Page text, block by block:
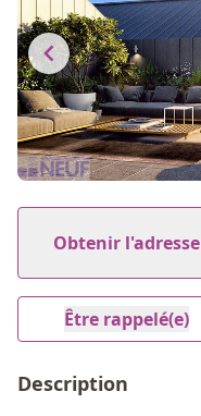
1
2
Obtenir l'adresse
Être rappelé(e)
Description